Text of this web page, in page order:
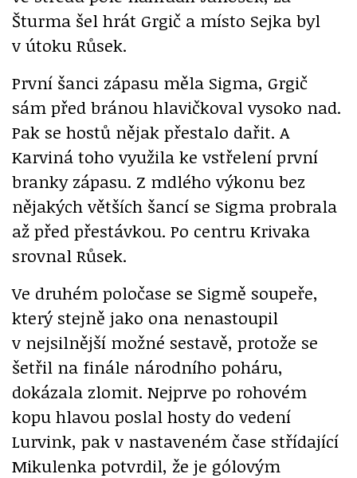
Šturma šel hrát Grgič a místo Sejka byl
v útoku Růsek.
První šanci zápasu měla Sigma, Grgič
sám před bránou hlavičkoval vysoko nad.
Pak se hostů nějak přestalo dařit. A
Karviná toho využila ke vstřelení první
branky zápasu. Z mdlého výkonu bez
nějakých větších šancí se Sigma probrala
až před přestávkou. Po centru Krivaka
srovnal Růsek.
Ve druhém poločase se Sigmě soupeře,
který stejně jako ona nenastoupil
v nejsilnější možné sestavě, protože se
šetřil na finále národního poháru,
dokázala zlomit. Nejprve po rohovém
kopu hlavou poslal hosty do vedení
Lurvink, pak v nastaveném čase střídající
Mikulenka potvrdil, že je gólovým